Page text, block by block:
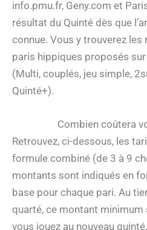
info.pmu.fr, Geny.com et
résultat du Quinté dès que
connue. Vous y trouverez
paris hippiques proposés
(Multi, couplés, jeu simple,
Quinté+).
Combien coûtera
Retrouvez, ci-dessous, les
formule combiné (de 3 à 9
montants sont indiqués en
base pour chaque pari. Au
quarté, ce montant minimum
vous jouez au nouveau